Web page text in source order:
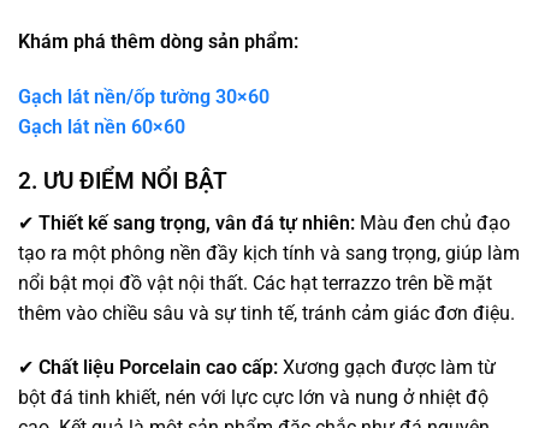
Khám phá thêm dòng sản phẩm:
Gạch lát nền/ốp tường 30×60
Gạch lát nền 60×60
2. ƯU ĐIỂM NỔI BẬT
✔ Thiết kế sang trọng, vân đá tự nhiên: Màu đen chủ đạo
tạo ra một phông nền đầy kịch tính và sang trọng, giúp làm
nổi bật mọi đồ vật nội thất. Các hạt terrazzo trên bề mặt
thêm vào chiều sâu và sự tinh tế, tránh cảm giác đơn điệu.
✔ Chất liệu Porcelain cao cấp: Xương gạch được làm từ
bột đá tinh khiết, nén với lực cực lớn và nung ở nhiệt độ